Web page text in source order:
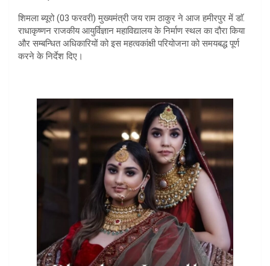
शिमला ब्यूरो (03 फरवरी) मुख्यमंत्री जय राम ठाकुर ने आज हमीरपुर में डाॅ.
राधाकृष्णन राजकीय आयुर्विज्ञान महाविद्यालय के निर्माण स्थल का दौरा किया
और सम्बन्धित अधिकारियों को इस महत्वकांक्षी परियोजना को समयबद्ध पूर्ण
करने के निर्देश दिए।